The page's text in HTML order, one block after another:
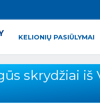
KELIONIŲ PASIŪLYMAI
skrydžiai iš